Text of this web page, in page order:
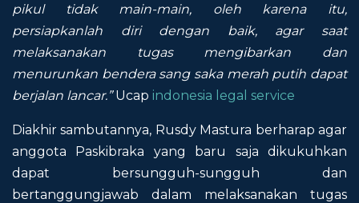
pikul tidak main-main, oleh karena itu,
persiapkanlah diri dengan baik, agar saat
melaksanakan tugas mengibarkan dan
menurunkan bendera sang saka merah putih dapat
berjalan lancar.”Ucap indonesia legal service
Diakhir sambutannya, Rusdy Mastura berharap agar
anggota Paskibraka yang baru saja dikukuhkan
dapat bersungguh-sungguh dan
bertanggungjawab dalam melaksanakan tugas